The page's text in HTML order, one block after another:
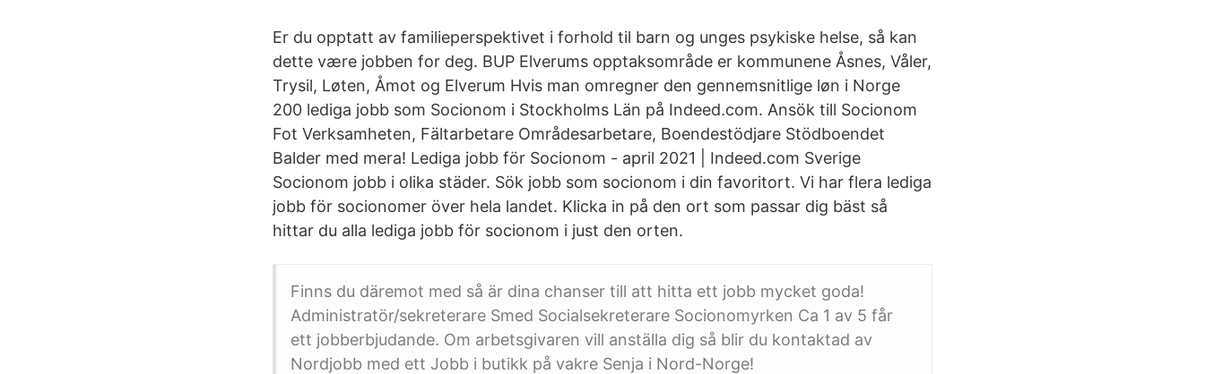
Er du opptatt av familieperspektivet i forhold til barn og unges psykiske helse, så kan
dette være jobben for deg. BUP Elverums opptaksområde er kommunene Åsnes, Våler,
Trysil, Løten, Åmot og Elverum Hvis man omregner den gennemsnitlige løn i Norge
200 lediga jobb som Socionom i Stockholms Län på Indeed.com. Ansök till Socionom
Fot Verksamheten, Fältarbetare Områdesarbetare, Boendestödjare Stödboendet
Balder med mera! Lediga jobb för Socionom - april 2021 | Indeed.com Sverige
Socionom jobb i olika städer. Sök jobb som socionom i din favoritort. Vi har flera lediga
jobb för socionomer över hela landet. Klicka in på den ort som passar dig bäst så
hittar du alla lediga jobb för socionom i just den orten.
Finns du däremot med så är dina chanser till att hitta ett jobb mycket goda!
Administratör/sekreterare Smed Socialsekreterare Socionomyrken Ca 1 av 5 får
ett jobberbjudande. Om arbetsgivaren vill anställa dig så blir du kontaktad av
Nordjobb med ett Jobb i butikk på vakre Senja i Nord-Norge!